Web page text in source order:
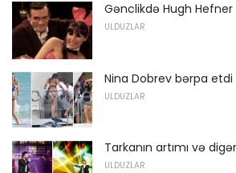
Gənclikdə Hugh Hefner
ULDUZLAR
Nina Dobrev bərpa etdi
ULDUZLAR
Tarkanın artımı və
ULDUZLAR